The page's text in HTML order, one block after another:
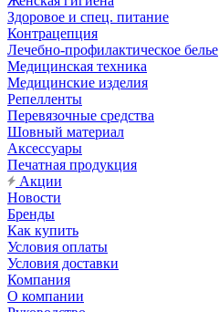
Здоровое и спец. питание
Контрацепция
Лечебно-профилактическое белье
Медицинская техника
Медицинские изделия
Репелленты
Перевязочные средства
Шовный материал
Аксессуары
Печатная продукция
Акции
Новости
Бренды
Как купить
Условия оплаты
Условия доставки
Компания
О компании